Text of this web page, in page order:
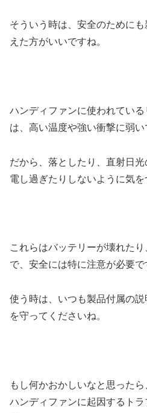
そういう時は、安全のために
えた方がいいですね。
ハンディファンに使われてい
は、高い温度や強い衝撃に弱い
だから、落としたり、直射日
電し過ぎたりしないように気を
これらはバッテリーが壊れた
で、安全には特に注意が必要で
使う時は、いつも製品付属の
を守ってくださいね。
もし何かおかしいなと思ったら
ハンディファンに起因するト